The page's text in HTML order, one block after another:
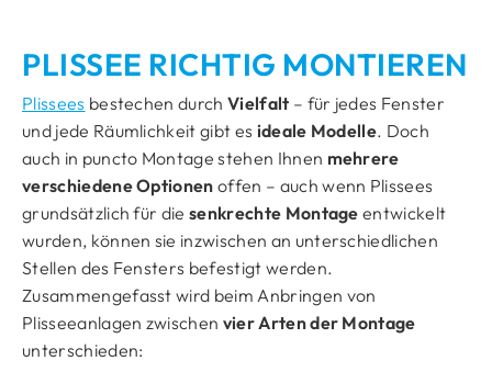
DF20
DF20 Comfort
F4
mit Klemmträger
PL11
F1 Slope/F2 Slope
PLISSEE RICHTIG MONTIEREN
Plissees bestechen durchVielfalt – für jedes Fenster
und jede Räumlichkeit gibt es ideale Modelle. Doch
auch in puncto Montage stehen Ihnen mehrere
verschiedene Optionen offen – auch wenn Plissees
grundsätzlich für diesenkrechte Montage entwickelt
wurden, können sie inzwischen an unterschiedlichen
Stellen des Fensters befestigt werden.
Zusammengefasst wird beim Anbringen von
Plisseeanlagen zwischen vier Arten der Montage
unterschieden: